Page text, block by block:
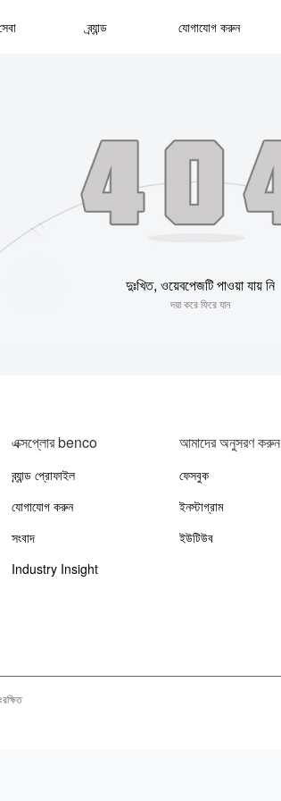
ব্র্যান্ড যোগাযোগ করুন
দুঃখিত, ওয়েবপেজটি পাওয়া যায় নি
দয়া করে ফিরে যান
এক্সপ্লোর benco
ব্র্যান্ড প্রোফাইল
যোগাযোগ করুন
সংবাদ
Industry Insight
আমাদের অনুসরণ করুন
ফেসবুক
ইনস্টাগ্রাম
ইউটিউব